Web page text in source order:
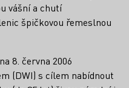
vášní a chutí
špičkovou řemeslnou
8. června 2006
(DWI) s cílem nabídnout